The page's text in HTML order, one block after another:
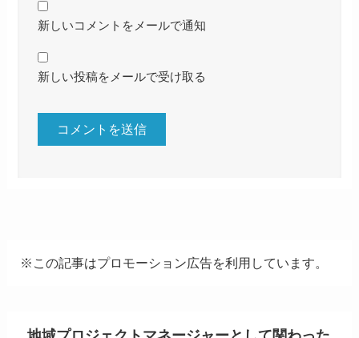
新しいコメントをメールで通知
新しい投稿をメールで受け取る
※この記事はプロモーション広告を利用しています。